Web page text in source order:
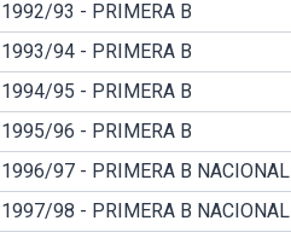
1992/93 - PRIMERA B
1993/94 - PRIMERA B
1994/95 - PRIMERA B
1995/96 - PRIMERA B
1996/97 - PRIMERA B NACIONAL
1997/98 - PRIMERA B NACIONAL